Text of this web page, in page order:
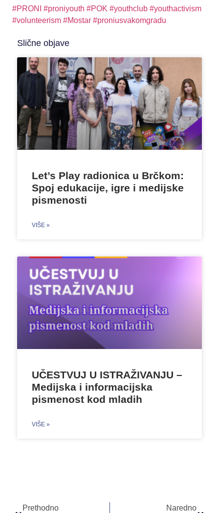
#PRONI #proniyouth #POK #youthclub #youthactivism
#volunteerism #Mostar #proniusvakomgradu
Slične objave
Let’s Play radionica u Brčkom:
Spoj edukacije, igre i medijske
pismenosti
VIŠE »
UČESTVUJ U ISTRAŽIVANJU –
Medijska i informacijska
pismenost kod mladih
VIŠE »
Prethodno Naredno